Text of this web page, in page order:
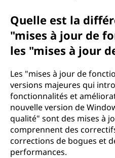
Quelle est la
"mises à jour de
les "mises à jour
Les "mises à jour de
versions majeures qui
fonctionnalités et
nouvelle version de
qualité" sont des mises à
comprennent des
corrections de bogues et
performances.